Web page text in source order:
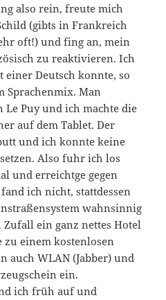
also rein, freute mich
(gibts in Frankreich
oft!) und fing an, mein
zu reaktivieren. Ich
Deutsch konnte, so
Sprachenmix. Man
Puy und ich machte die
auf dem Tablet. Der
und ich konnte keine
Also fuhr ich los
und erreichtge gegen
ich nicht, stattdessen
wahnsinnig
ein ganz nettes Hotel
zu einem kostenlosen
auch WLAN (Jabber) und
ein.
ich früh auf und